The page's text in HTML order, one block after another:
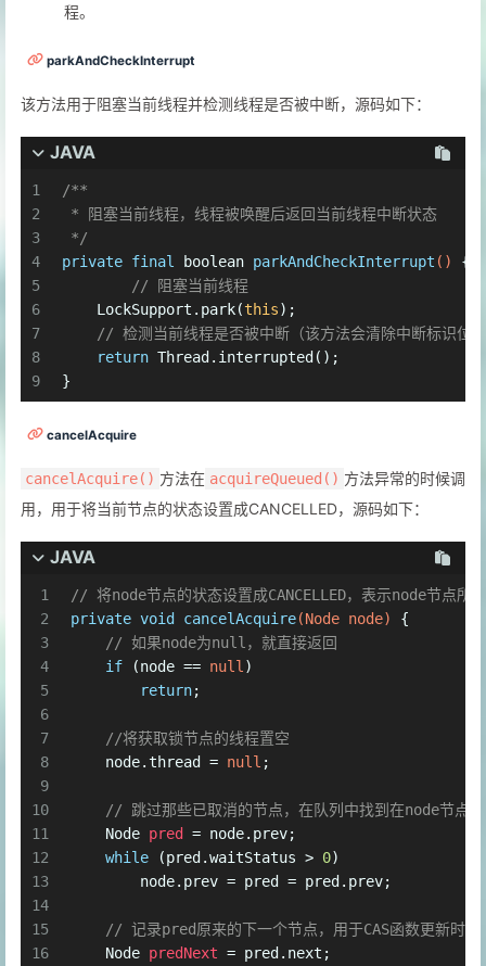
程。
parkAndCheckInterrupt
该方法用于阻塞当前线程并检测线程是否被中断，源码如下：
JAVA
1
2
3
4
5
6
7
8
9
/**
* 阻塞当前线程，线程被唤醒后返回当前线程中断状态
*/
private final boolean parkAndCheckInterrupt ()
{
// 阻塞当前线程
    LockSupport.park(
this);
// 检测当前线程是否被中断（该方法会清除中断标识位）
return Thread.interrupted();
}
cancelAcquire
cancelAcquire() 方法在 acquireQueued() 方法异常的时候调
用，用于将当前节点的状态设置成CANCELLED，源码如下：
JAVA
1
2
3
4
5
6
7
8
9
10
11
12
13
14
15
16
// 将node节点的状态设置成CANCELLED，表示node节点所
private void cancelAcquire(Node node)
{
// 如果node为null，就直接返回
if (node == null )
return;
//将获取锁节点的线程置空
    node.thread =
null ;
// 跳过那些已取消的节点，在队列中找到在node节点
Node pred = node.prev;
while (pred.waitStatus > 0)
        node.prev = pred = pred.prev;
// 记录pred原来的下一个节点，用于CAS函数更新时使
Node predNext = pred.next;